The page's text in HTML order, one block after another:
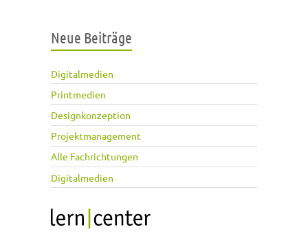
Neue Beiträge
Digitalmedien
Printmedien
Designkonzeption
Projektmanagement
Alle Fachrichtungen
Digitalmedien